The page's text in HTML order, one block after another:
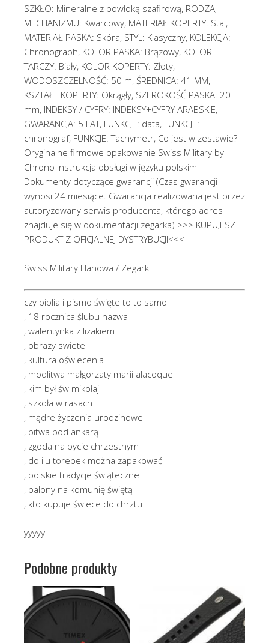
SZKŁO: Mineralne z powłoką szafirową, RODZAJ
MECHANIZMU: Kwarcowy, MATERIAŁ KOPERTY: Stal,
MATERIAŁ PASKA: Skóra, STYL: Klasyczny, KOLEKCJA:
Chronograph, KOLOR PASKA: Brązowy, KOLOR
TARCZY: Biały, KOLOR KOPERTY: Złoty,
WODOSZCZELNOŚĆ: 50 m, ŚREDNICA: 41 MM,
KSZTAŁT KOPERTY: Okrągły, SZEROKOŚĆ PASKA: 20
mm, INDEKSY / CYFRY: INDEKSY+CYFRY ARABSKIE,
GWARANCJA: 5 LAT, FUNKCJE: data, FUNKCJE:
chronograf, FUNKCJE: Tachymetr, Co jest w zestawie?
Oryginalne firmowe opakowanie Swiss Military by
Chrono Instrukcja obsługi w języku polskim
Dokumenty dotyczące gwarancji (Czas gwarancji
wynosi 24 miesiące. Gwarancja realizowana jest przez
autoryzowany serwis producenta, którego adres
znajduje się w dokumentacji zegarka) >>> KUPUJESZ
PRODUKT Z OFICJALNEJ DYSTRYBUCJI<<<
Swiss Military Hanowa / Zegarki
czy biblia i pismo święte to to samo
, 18 rocznica ślubu nazwa
, walentynka z lizakiem
, obrazy swiete
, kultura oświecenia
, modlitwa małgorzaty marii alacoque
, kim był św mikołaj
, szkoła w rasach
, mądre życzenia urodzinowe
, bitwa pod ankarą
, zgoda na bycie chrzestnym
, do ilu torebek można zapakować
, polskie tradycje świąteczne
, balony na komunię świętą
, kto kupuje świece do chrztu
yyyyy
Podobne produkty